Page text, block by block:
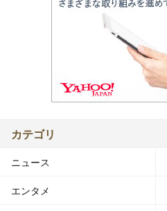
カテゴリ
ニュース
エンタメ